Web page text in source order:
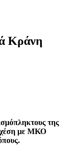
Κράνη
της
με ΜΚΟ